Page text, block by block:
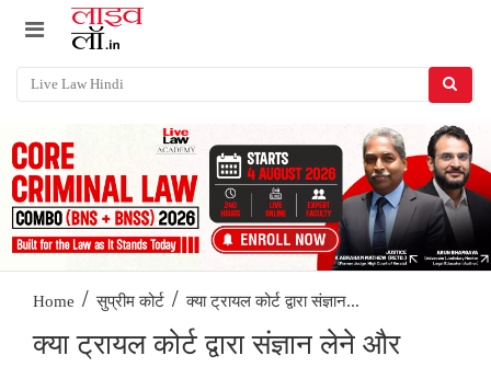
Home / सुप्रीम कोर्ट / क्या ट्रायल कोर्ट द्वारा संज्ञान...
क्या ट्रायल कोर्ट द्वारा संज्ञान लेने और